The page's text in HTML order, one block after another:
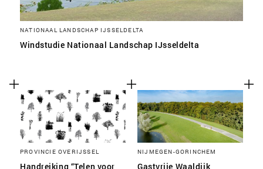
NATIONAAL LANDSCHAP IJSSELDELTA
Windstudie Nationaal Landschap IJsseldelta
PROVINCIE OVERIJSSEL
Handreiking “Telen voor
NIJMEGEN-GORINCHEM
Gastvrije Waaldijk